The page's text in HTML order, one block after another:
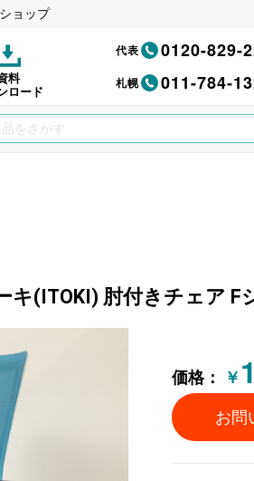
ョップ
料
ロード
代表 0120-829-
札幌 011-784-
キ(ITOKI) 肘付きチェア
価格： ￥
お問